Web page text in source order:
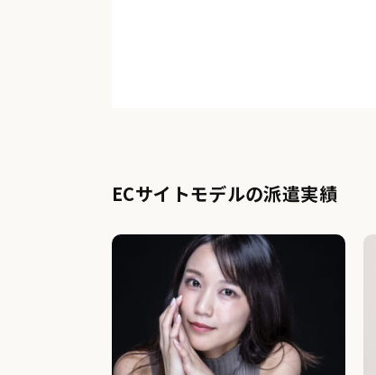
ECサイトモデルの派遣実績